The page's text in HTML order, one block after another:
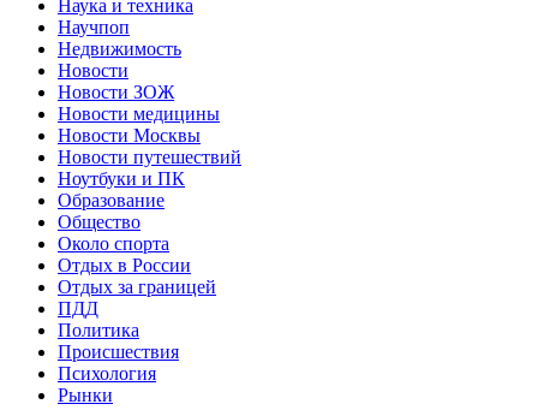
Наука и техника
Научпоп
Недвижимость
Новости
Новости ЗОЖ
Новости медицины
Новости Москвы
Новости путешествий
Ноутбуки и ПК
Образование
Общество
Около спорта
Отдых в России
Отдых за границей
ПДД
Политика
Происшествия
Психология
Рынки